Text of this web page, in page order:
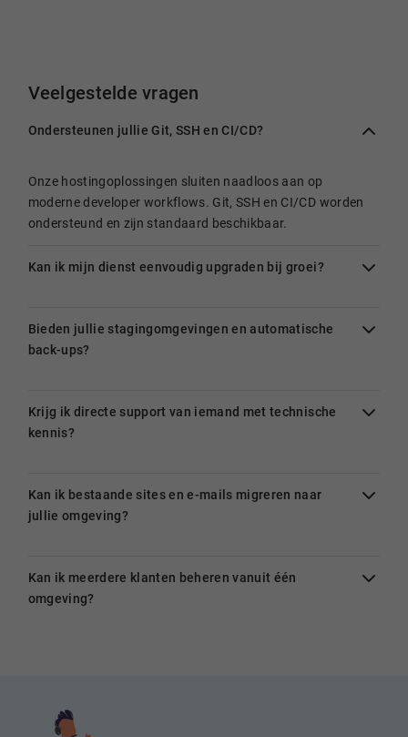
Veelgestelde vragen
Ondersteunen jullie Git, SSH en CI/CD?
Onze hostingoplossingen sluiten naadloos aan op
moderne developer workflows. Git, SSH en CI/CD worden
ondersteund en zijn standaard beschikbaar.
Kan ik mijn dienst eenvoudig upgraden bij groei?
Bieden jullie stagingomgevingen en automatische
back-ups?
Krijg ik directe support van iemand met technische
kennis?
Kan ik bestaande sites en e-mails migreren naar
jullie omgeving?
Kan ik meerdere klanten beheren vanuit één
omgeving?